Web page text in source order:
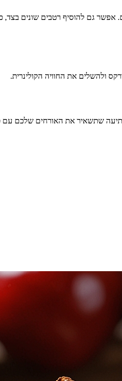
אפשר גם להוסיף רטבים שונים בצד,
ולהשלים את החוויה הקולינרית.
שתשאיר את האורחים שלכם